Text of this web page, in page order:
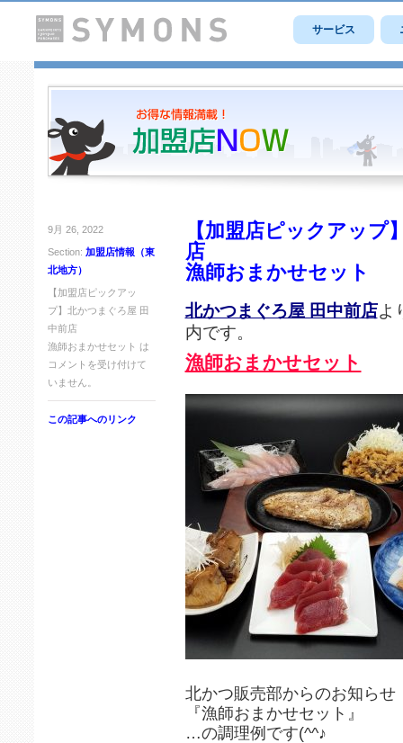
サービス
9月 26, 2022
Section: 加盟店情報（東
北地方）
【加盟店ピックアッ
プ】北かつまぐろ屋 田
中前店
漁師おまかせセット は
コメントを受け付けて
いません。
この記事へのリンク
【加盟店ピックアップ
店
漁師おまかせセット
北かつまぐろ屋 田中前店よ
内です。
漁師おまかせセット
北かつ販売部からのお知らせ
『漁師おまかせセット』
…の調理例です(^^♪